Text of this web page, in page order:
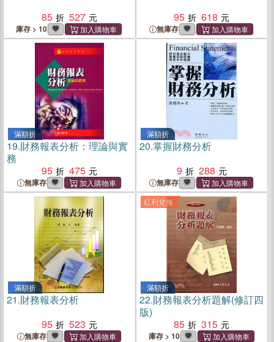
85
527
庫存 > 10
95
618
無庫存
滿額折
19.財務報表分析：理論與實
務
95
475
無庫存
滿額折
20.掌握財務分析
9
288
無庫存
滿額折
21.財務報表分析
95
523
無庫存
紅利兌換
滿額折
22.財務報表分析題解(修訂四
版)
85
315
庫存 > 10